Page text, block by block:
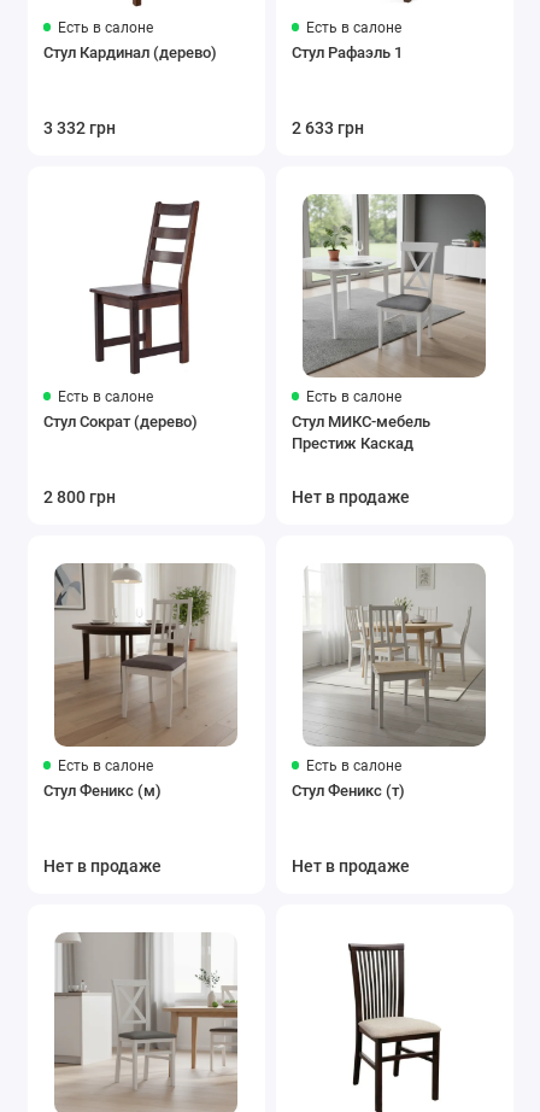
Есть в салоне
Стул Кардинал (дерево)
3 332 грн
Есть в салоне
Стул Рафаэль 1
2 633 грн
Есть в салоне
Стул Сократ (дерево)
2 800 грн
Есть в салоне
Стул МИКС-мебель
Престиж Каскад
Нет в продаже
Есть в салоне
Стул Феникс (м)
Нет в продаже
Есть в салоне
Стул Феникс (т)
Нет в продаже